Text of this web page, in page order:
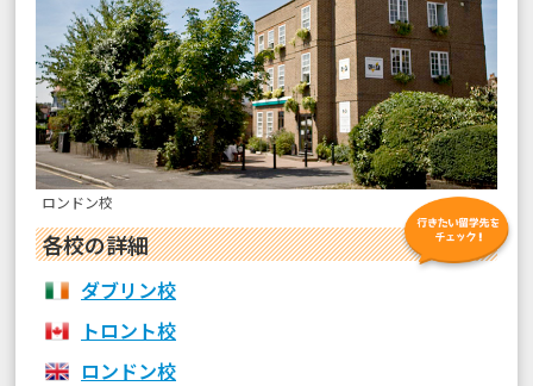
ロンドン校
各校の詳細
ダブリン校
トロント校
ロンドン校